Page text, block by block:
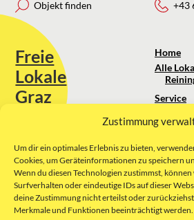
Zustimmung
Um dir ein optimales Erlebnis zu bieten,
Cookies, um Geräteinformationen zu speichern
Wenn du diesen Technologien zustimmst, können
Surfverhalten oder eindeutige IDs auf dieser
deine Zustimmung nicht erteilst oder
Merkmale und Funktionen beeinträchtigt werden.
Objekt finden
Freie
Lokale
Graz
Sie erreichen uns unter:
kontakt@freielokale-graz.at
Website by Rubikon Werbeagentur
GmbH
+43
Home
Alle
Service
Über uns
AGB
E-Mail